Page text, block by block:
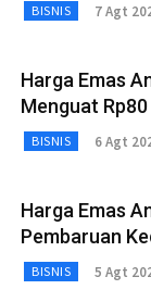
BISNIS 7 Agt
Harga Emas
Menguat Rp80
BISNIS 6 Agt
Harga Emas
Pembaruan
BISNIS 5 Agt